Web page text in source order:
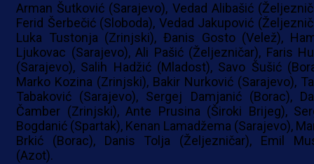
Arman Šutković (Sarajevo), Vedad Alibašić
Ferid Šerbečić (Sloboda), Vedad Jakupović
Luka Tustonja (Zrinjski), Đanis Gosto (Velež),
Ljukovac (Sarajevo), Ali Pašić (Željezničar), Faris
(Sarajevo), Salih Hadžić (Mladost), Savo Šušić
Marko Kozina (Zrinjski), Bakir Nurković (Sarajevo),
Tabaković (Sarajevo), Sergej Damjanić (Borac),
Čamber (Zrinjski), Ante Prusina (Široki Brijeg),
Bogdanić (Spartak), Kenan Lamadžema (Sarajevo),
Brkić (Borac), Danis Tolja (Željezničar), Emil
(Azot).